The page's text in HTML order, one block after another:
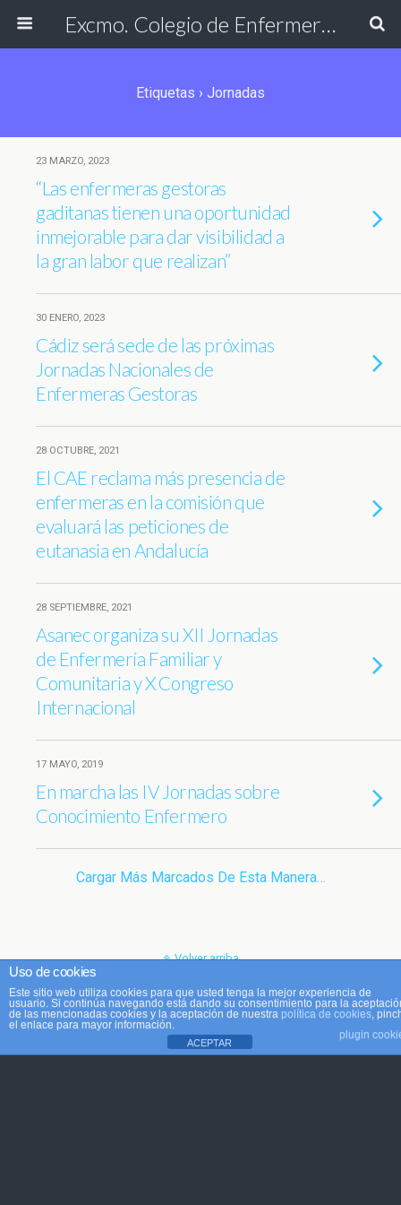
Excmo. Colegio de Enfermería de Cádiz
Etiquetas › Jornadas
23 MARZO, 2023
“Las enfermeras gestoras
gaditanas tienen una oportunidad
inmejorable para dar visibilidad a
la gran labor que realizan”
30 ENERO, 2023
Cádiz será sede de las próximas
Jornadas Nacionales de
Enfermeras Gestoras
28 OCTUBRE, 2021
El CAE reclama más presencia de
enfermeras en la comisión que
evaluará las peticiones de
eutanasia en Andalucía
28 SEPTIEMBRE, 2021
Asanec organiza su XII Jornadas
de Enfermería Familiar y
Comunitaria y X Congreso
Internacional
17 MAYO, 2019
En marcha las IV Jornadas sobre
Conocimiento Enfermero
Cargar Más Marcados De Esta Manera…
Volver arriba
Móvil Escritorio
Uso de cookies
Este sitio web utiliza cookies para que usted tenga la mejor experiencia de
usuario. Si continúa navegando está dando su consentimiento para la
de las mencionadas cookies y la aceptación de nuestra política de cookies,
el enlace para mayor información.
plugin
ACEPTAR